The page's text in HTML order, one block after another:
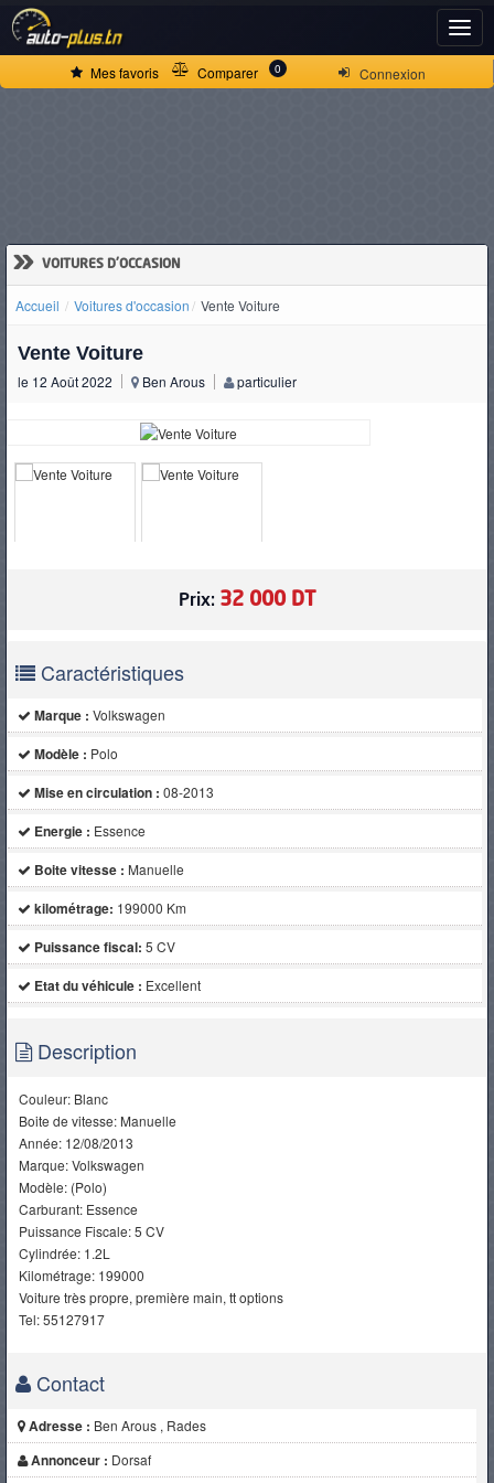
Connexion
Mes favoris Comparer 0
» VOITURES D'OCCASION
Accueil Voitures d'occasion Vente Voiture
Vente Voiture
le 12 Août 2022 Ben Arous particulier
Prix: 32 000 DT
Caractéristiques
Marque : Volkswagen
Modèle : Polo
Mise en circulation : 08-2013
Energie : Essence
Boite vitesse : Manuelle
kilométrage: 199000 Km
Puissance fiscal: 5 CV
Etat du véhicule : Excellent
Description
Couleur: Blanc
Boite de vitesse: Manuelle
Année: 12/08/2013
Marque: Volkswagen
Modèle: (Polo)
Carburant: Essence
Puissance Fiscale: 5 CV
Cylindrée: 1.2L
Kilométrage: 199000
Voiture très propre, première main, tt options
Tel: 55127917
Contact
Adresse : Ben Arous , Rades
Annonceur : Dorsaf
ACCUEIL
D'OCCASION